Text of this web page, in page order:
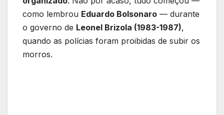
como lembrou Eduardo Bolsonaro — durante
o governo de Leonel Brizola (1983-1987),
quando as polícias foram proibidas de subir os
morros.